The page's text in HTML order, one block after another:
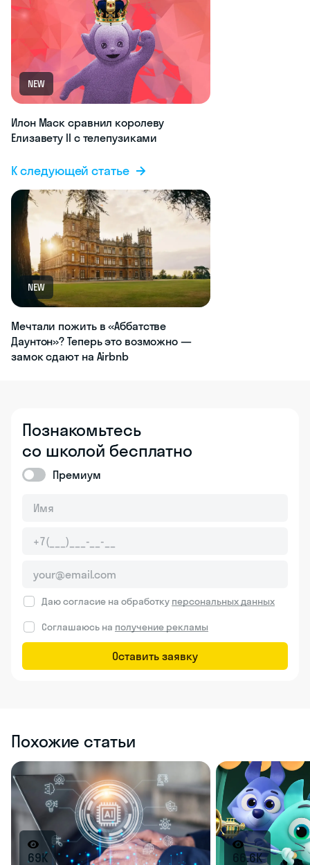
NEW
Илон Маск сравнил королеву
Елизавету II с телепузиками
К следующей статье
NEW
Мечтали пожить в «Аббатстве
Даунтон»? Теперь это возможно —
замок сдают на A‌i‌r‌b‌n‌b
Познакомьтесь
со школой бесплатно
Премиум
Даю согласие на обработку персональных данных
Соглашаюсь на получение рекламы
Оставить заявку
Похожие статьи
69K 66.6K